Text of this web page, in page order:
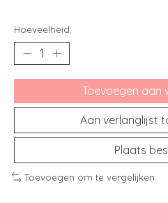
Hoeveelheid:
Toevoegen aan
Aan verlanglijst
Plaats
Toevoegen om te vergelijken